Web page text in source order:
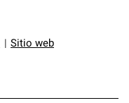
Sitio web